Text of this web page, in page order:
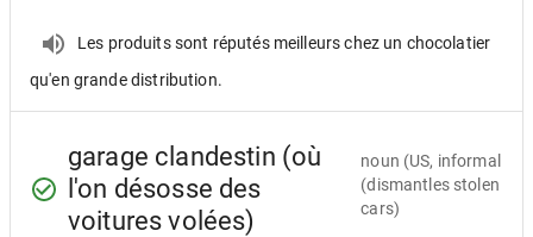
Les produits sont réputés meilleurs chez un chocolatier
qu'en grande distribution.
garage clandestin (où
l'on désosse des
voitures volées)
noun (US, informal
(dismantles stolen
cars)